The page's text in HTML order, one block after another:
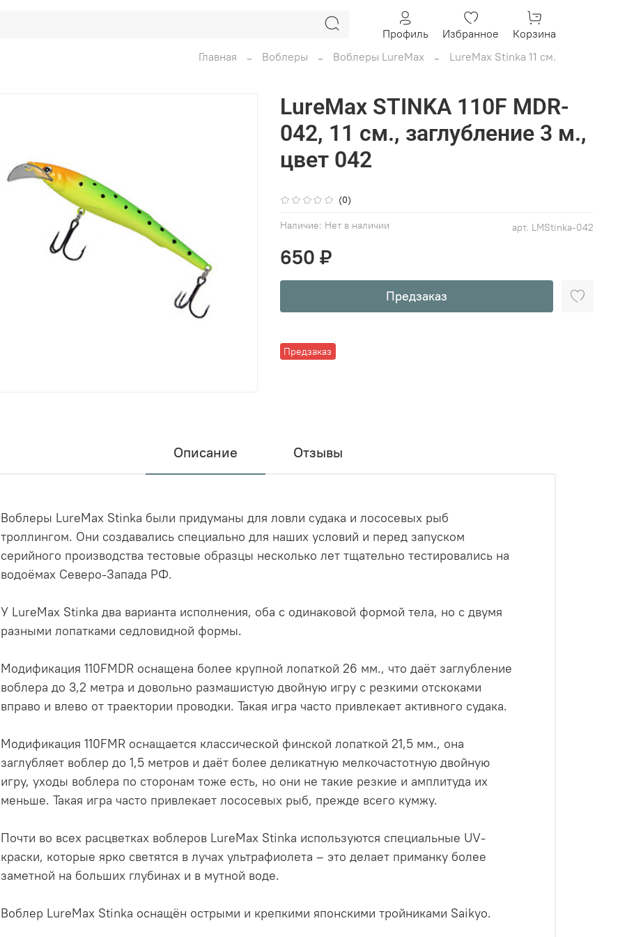
Профиль Избранное
Корзина
Главная
Воблеры Воблеры LureMax LureMax Stinka 11 см.
(0)
арт. LMStinka-042
Наличие: Нет в наличии
Предзаказ
LureMax STINKA 110F MDR-
042, 11 см., заглубление 3 м.,
цвет 042
650 ₽
Предзаказ
Описание Отзывы
Воблеры LureMax Stinka были придуманы для ловли судака и лососевых рыб
троллингом. Они создавались специально для наших условий и перед запуском
серийного производства тестовые образцы несколько лет тщательно тестировались на
водоёмах Северо-Запада РФ.
У LureMax Stinka два варианта исполнения, оба с одинаковой формой тела, но с двумя
разными лопатками седловидной формы.
Модификация 110FMDR оснащена более крупной лопаткой 26 мм., что даёт заглубление
воблера до 3,2 метра и довольно размашистую двойную игру с резкими отскоками
вправо и влево от траектории проводки. Такая игра часто привлекает активного судака.
Модификация 110FMR оснащается классической финской лопаткой 21,5 мм., она
заглубляет воблер до 1,5 метров и даёт более деликатную мелкочастотную двойную
игру, уходы воблера по сторонам тоже есть, но они не такие резкие и амплитуда их
меньше. Такая игра часто привлекает лососевых рыб, прежде всего кумжу.
Почти во всех расцветках воблеров LureMax Stinka используются специальные UV-
краски, которые ярко светятся в лучах ультрафиолета – это делает приманку более
заметной на больших глубинах и в мутной воде.
Воблер LureMax Stinka оснащён острыми и крепкими японскими тройниками Saikyo.